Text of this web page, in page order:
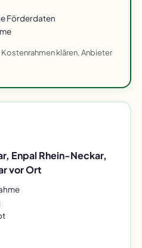
Förderdaten
klären, Anbieter
Enpal Rhein-Neckar,
vor Ort